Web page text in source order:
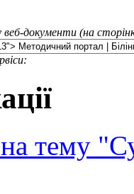
документи (на
тему